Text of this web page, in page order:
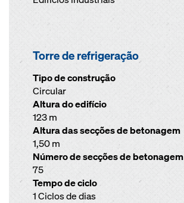
Torre de refrigeração
Tipo de construção
Circular
Altura do edifício
123 m
Altura das secções de betonagem
1,50 m
Número de secções de betonagem
75
Tempo de ciclo
1 Ciclos de dias